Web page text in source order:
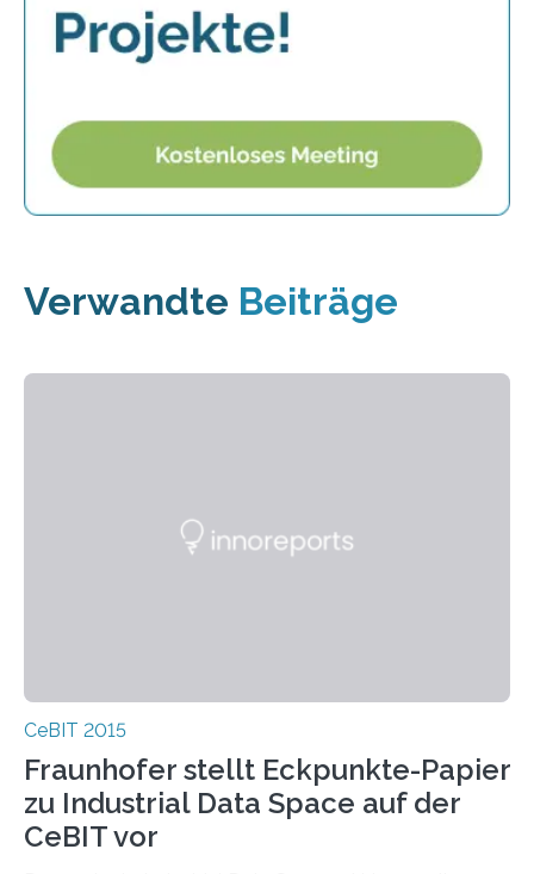
Verwandte Beiträge
CeBIT 2015
Fraunhofer stellt Eckpunkte-Papier
zu Industrial Data Space auf der
CeBIT vor